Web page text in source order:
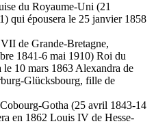
du Royaume-Uni (21
qui épousera le 25 janvier 1858
de Grande-Bretagne,
1841-6 mai 1910) Roi du
10 mars 1863 Alexandra de
Glücksbourg, fille de
Gotha (25 avril 1843-14
en 1862 Louis IV de Hesse-